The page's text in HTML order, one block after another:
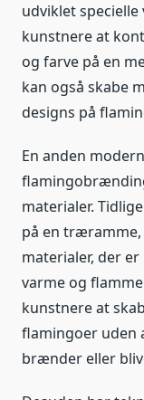
udviklet
kunstnere at
og farve på en
kan også skabe
designs på
En anden
materialer.
på en
materialer, der
varme og
kunstnere at
flamingoer uden
brænder eller